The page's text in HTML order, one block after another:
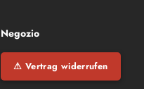
Negozio
⚠ Vertrag widerrufen